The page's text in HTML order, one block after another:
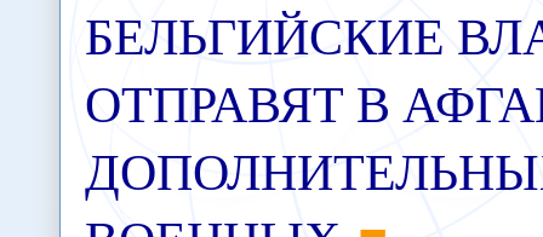
БЕЛЬГИЙСКИЕ
ОТПРАВЯТ В